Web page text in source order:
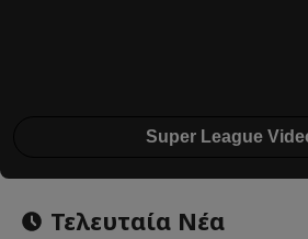
Super League
Τελευταία Νέα